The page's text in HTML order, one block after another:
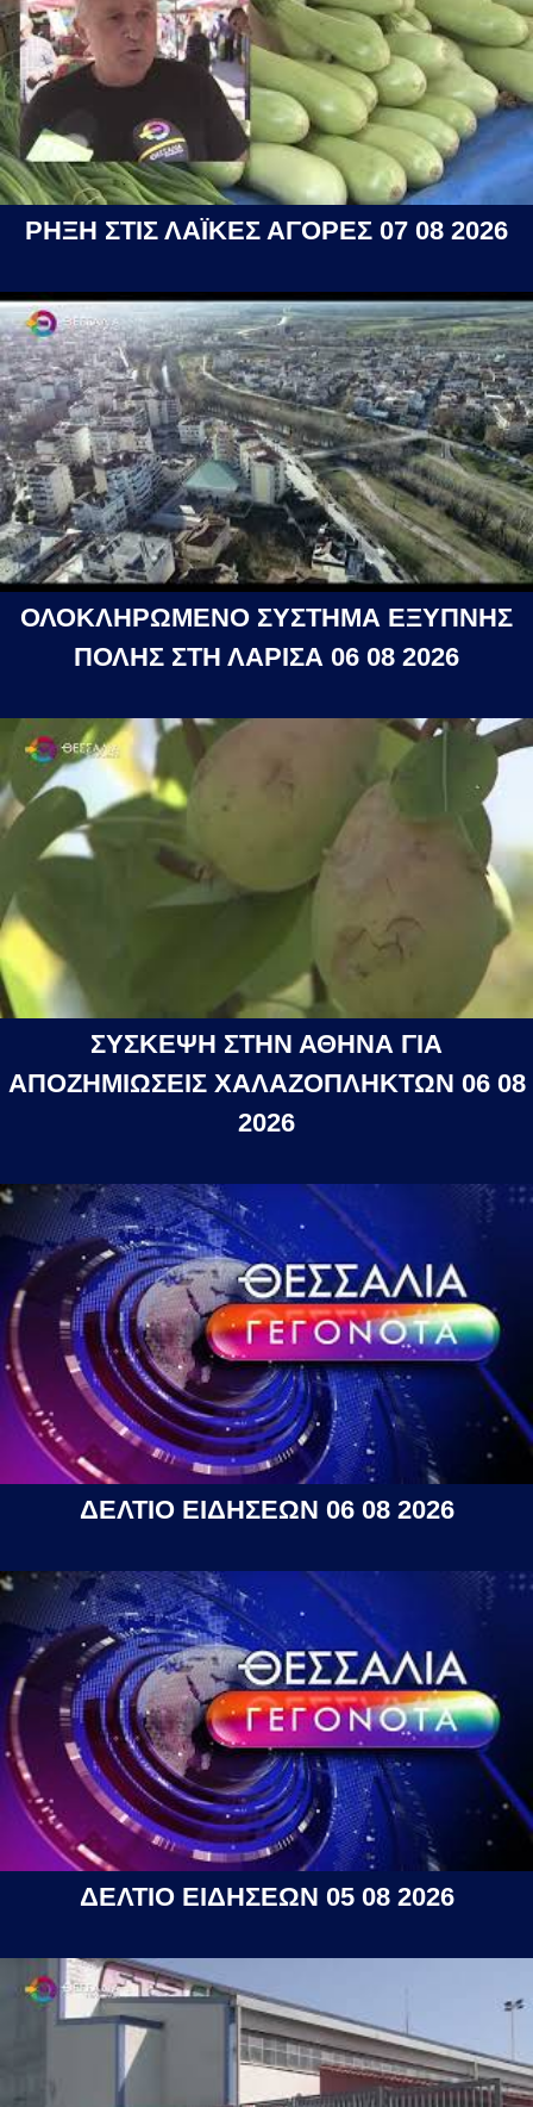
ΡΗΞΗ ΣΤΙΣ ΛΑΪΚΕΣ ΑΓΟΡΕΣ 07 08 2026
ΟΛΟΚΛΗΡΩΜΕΝΟ ΣΥΣΤΗΜΑ ΕΞΥΠΝΗΣ
ΠΟΛΗΣ ΣΤΗ ΛΑΡΙΣΑ 06 08 2026
ΣΥΣΚΕΨΗ ΣΤΗΝ ΑΘΗΝΑ ΓΙΑ
ΑΠΟΖΗΜΙΩΣΕΙΣ ΧΑΛΑΖΟΠΛΗΚΤΩΝ 06 08
2026
ΔΕΛΤΙΟ ΕΙΔΗΣΕΩΝ 06 08 2026
ΔΕΛΤΙΟ ΕΙΔΗΣΕΩΝ 05 08 2026